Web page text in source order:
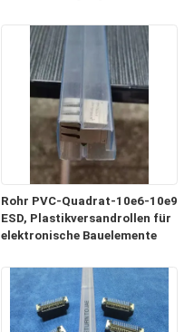
Rohr PVC-Quadrat-10e6-10e9
ESD, Plastikversandrollen für
elektronische Bauelemente